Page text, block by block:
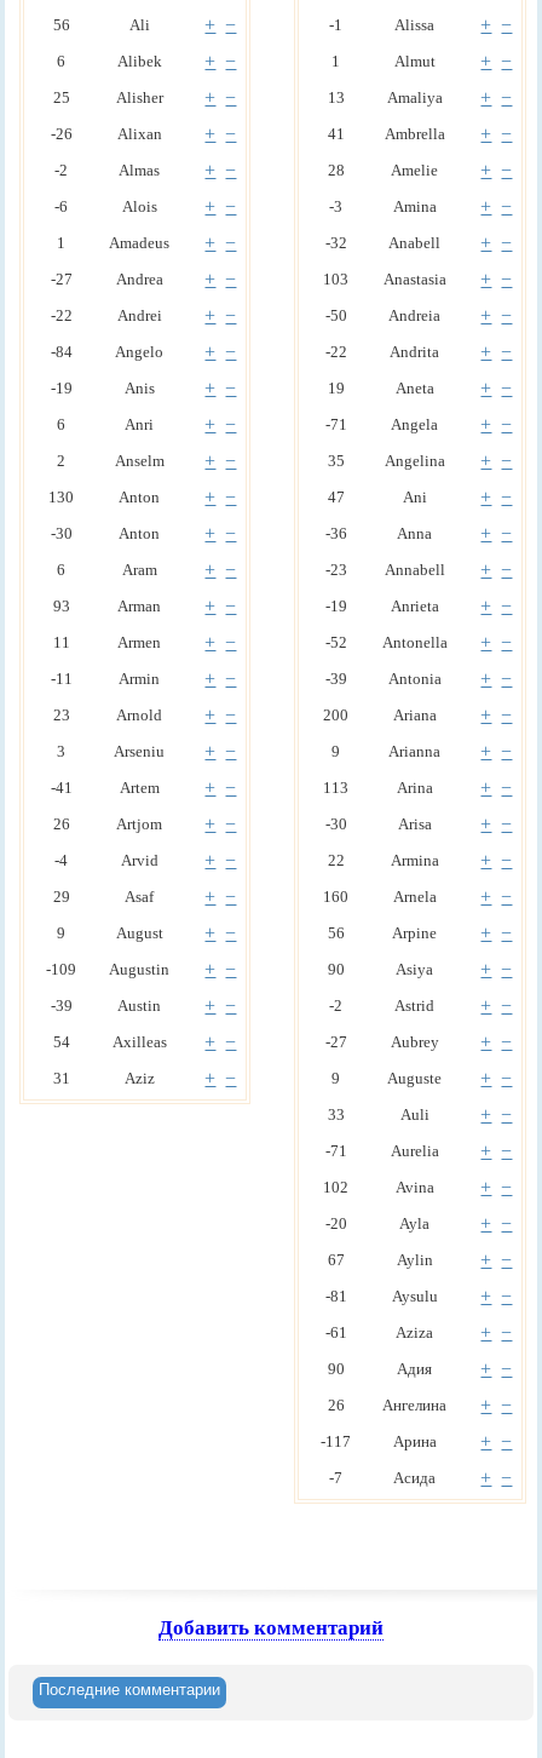
56 Ali + −
6 Alibek + −
25 Alisher + −
-26 Alixan + −
-2 Almas + −
-6 Alois + −
1 Amadeus + −
-27 Andrea + −
-22 Andrei + −
-84 Angelo + −
-19 Anis + −
6 Anri + −
2 Anselm + −
130 Anton + −
-30 Anton + −
6 Aram + −
93 Arman + −
11 Armen + −
-11 Armin + −
23 Arnold + −
3 Arseniu + −
-41 Artem + −
26 Artjom + −
-4 Arvid + −
29 Asaf + −
9 August + −
-109 Augustin + −
-39 Austin + −
54 Axilleas + −
31 Aziz + −
-1 Alissa + −
1 Almut + −
13 Amaliya + −
41 Ambrella + −
28 Amelie + −
-3 Amina + −
-32 Anabell + −
103 Anastasia + −
-50 Andreia + −
-22 Andrita + −
19 Aneta + −
-71 Angela + −
35 Angelina + −
47 Ani + −
-36 Anna + −
-23 Annabell + −
-19 Anrieta + −
-52 Antonella + −
-39 Antonia + −
200 Ariana + −
9 Arianna + −
113 Arina + −
-30 Arisa + −
22 Armina + −
160 Arnela + −
56 Arpine + −
90 Asiya + −
-2 Astrid + −
-27 Aubrey + −
9 Auguste + −
33 Auli + −
-71 Aurelia + −
102 Avina + −
-20 Ayla + −
67 Aylin + −
-81 Aysulu + −
-61 Aziza + −
90 Aдия + −
26 Aнгелина + −
-117 Aрина + −
-7 Aсида + −
Добавить комментарий
Последние комментарии